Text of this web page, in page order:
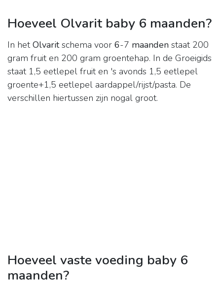
Hoeveel Olvarit baby 6 maanden?
In hetOlvaritschema voor 6-7 maanden staat 200
gram fruit en 200 gram groentehap. In de Groeigids
staat 1,5 eetlepel fruit en 's avonds 1,5 eetlepel
groente+1,5 eetlepel aardappel/rijst/pasta. De
verschillen hiertussen zijn nogal groot.
Hoeveel vaste voeding baby 6
maanden?